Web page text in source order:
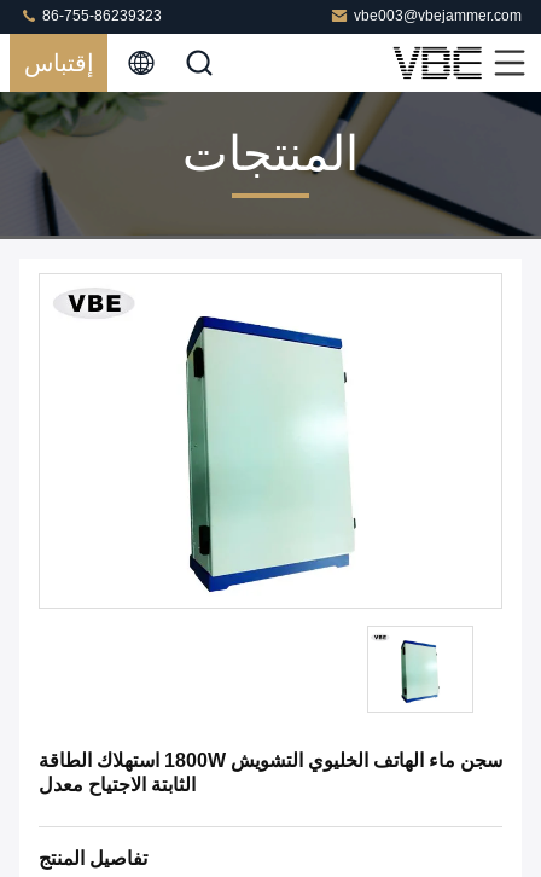
vbe003@vbejammer.com
86-755-86239323
إقتباس
المنتجات
سجن ماء الهاتف الخليوي التشويش 1800W استهلاك الطاقة
الثابتة الاجتياح معدل
تفاصيل المنتج